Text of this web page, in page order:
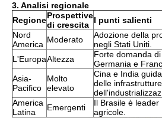
3. Analisi regionale
RegioneProspettive
di crescita I punti salienti
Nord
America Moderato
Adozione della
negli Stati Uniti.
L'EuropaAltezza
Forte domanda
Germania e
Asia-
Pacifico
Molto
elevato
Cina e India
delle
America
Latina
Emergenti
Il Brasile è
agricole.